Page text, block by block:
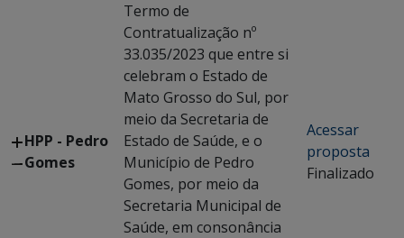
HPP - Pedro
Gomes
Termo de
Contratualização nº
33.035/2023 que entre si
celebram o Estado de
Mato Grosso do Sul, por
meio da Secretaria de
Estado de Saúde, e o
Município de Pedro
Gomes, por meio da
Secretaria Municipal de
Saúde, em consonância
Acessar
proposta
Finalizado